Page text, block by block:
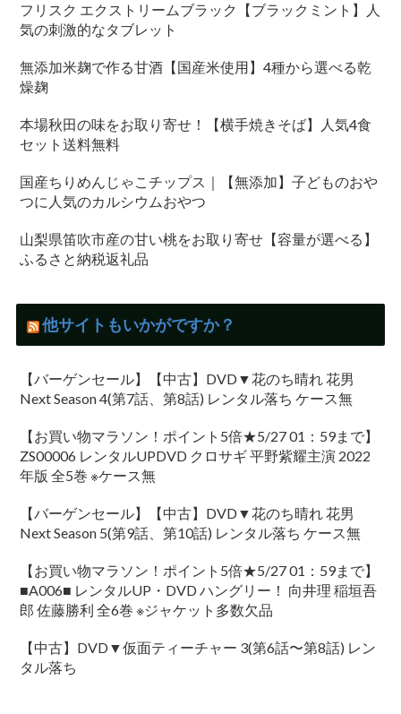
フリスク エクストリームブラック【ブラックミント】人
気の刺激的なタブレット
無添加米麹で作る甘酒【国産米使用】4種から選べる乾
燥麹
本場秋田の味をお取り寄せ！【横手焼きそば】人気4食
セット送料無料
国産ちりめんじゃこチップス｜【無添加】子どものおや
つに人気のカルシウムおやつ
山梨県笛吹市産の甘い桃をお取り寄せ【容量が選べる】
ふるさと納税返礼品
他サイトもいかがですか？
【バーゲンセール】【中古】DVD▼花のち晴れ 花男
Next Season 4(第7話、第8話) レンタル落ち ケース無
【お買い物マラソン！ポイント5倍★5/27 01：59まで】
ZS00006 レンタルUPDVD クロサギ 平野紫耀主演 2022
年版 全5巻 ※ケース無
【バーゲンセール】【中古】DVD▼花のち晴れ 花男
Next Season 5(第9話、第10話) レンタル落ち ケース無
【お買い物マラソン！ポイント5倍★5/27 01：59まで】
■A006■ レンタルUP・DVD ハングリー！ 向井理 稲垣吾
郎 佐藤勝利 全6巻 ※ジャケット多数欠品
【中古】DVD▼仮面ティーチャー 3(第6話〜第8話) レン
タル落ち